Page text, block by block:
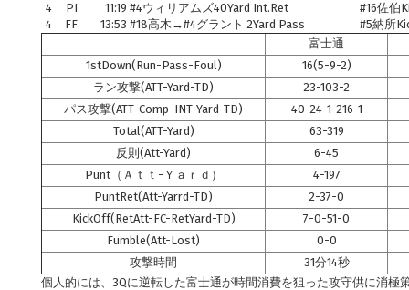
4
PI 11:19 #4ウィリアムズ40Yard Int.Ret
#16佐伯
4
FF 13:53 #18高木→#4グラント 2Yard Pass
#5納所
富士通
1stDown(Run-Pass-Foul)
16(5-9-2)
ラン攻撃(ATT-Yard-TD)
23-103-2
パス攻撃(ATT-Comp-INT-Yard-TD)
40-24-1-216-1
Total(ATT-Yard)
63-319
反則(Att-Yard)
6-45
Punt（Ａｔｔ-Ｙａｒｄ）
4-197
PuntRet(Att-Yarrd-TD)
2-37-0
KickOff(RetAtt-FC-RetYard-TD)
7-0-51-0
Fumble(Att-Lost)
0-0
攻撃時間
31分14秒
個人的には、3Qに逆転した富士通が時間消費を狙った攻守供に消極